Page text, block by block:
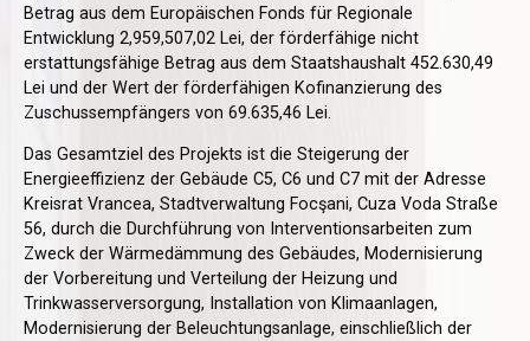
Betrag aus dem Europäischen Fonds für Regionale
Entwicklung 2,959,507,02 Lei, der förderfähige nicht
erstattungsfähige Betrag aus dem Staatshaushalt 452.630,49
Lei und der Wert der förderfähigen Kofinanzierung des
Zuschussempfängers von 69.635,46 Lei.
Das Gesamtziel des Projekts ist die Steigerung der
Energieeffizienz der Gebäude C5, C6 und C7 mit der Adresse
Kreisrat Vrancea, Stadtverwaltung Focşani, Cuza Voda Straße
56, durch die Durchführung von Interventionsarbeiten zum
Zweck der Wärmedämmung des Gebäudes, Modernisierung
der Vorbereitung und Verteilung der Heizung und
Trinkwasserversorgung, Installation von Klimaanlagen,
Modernisierung der Beleuchtungsanlage, einschließlich der